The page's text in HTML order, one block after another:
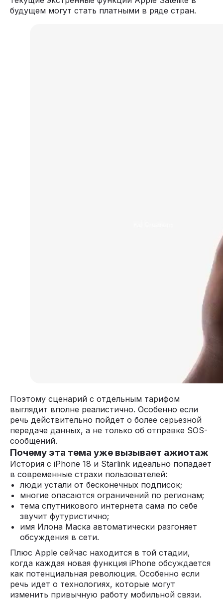
будущем могут стать платными в ряде стран.
Поэтому сценарий с отдельным тарифом
выглядит вполне реалистично. Особенно если
речь действительно пойдет о более серьезной
передаче данных, а не только об отправке SOS-
сообщений.
Почему эта тема уже вызывает ажиотаж
История с iPhone 18 и Starlink идеально попадает
в современные страхи пользователей:
люди устали от бесконечных подписок;
многие опасаются ограничений по регионам;
тема спутникового интернета сама по себе
звучит футуристично;
имя Илона Маска автоматически разгоняет
обсуждения в сети.
Плюс Apple сейчас находится в той стадии,
когда каждая новая функция iPhone обсуждается
как потенциальная революция. Особенно если
речь идет о технологиях, которые могут
изменить привычную работу мобильной связи.